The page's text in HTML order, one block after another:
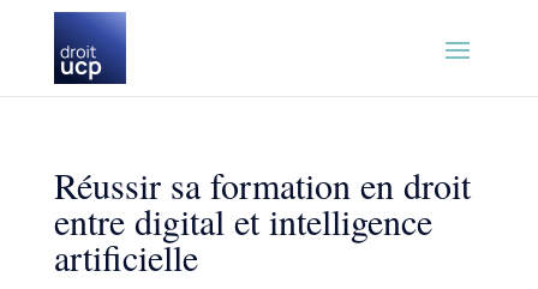
Réussir sa formation en droit
entre digital et intelligence
artificielle